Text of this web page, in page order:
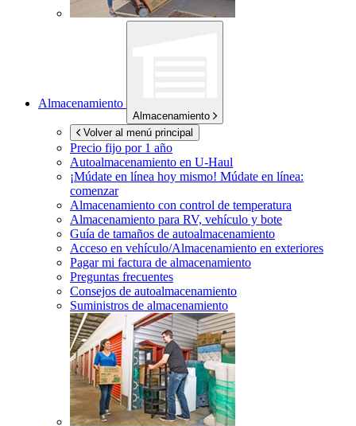
Almacenamiento
Almacenamiento
Volver al menú principal
Precio fijo por 1 año
Autoalmacenamiento en U-Haul
¡Múdate en línea hoy mismo! Múdate en línea:
comenzar
Almacenamiento con control de temperatura
Almacenamiento para RV, vehículo y bote
Guía de tamaños de autoalmacenamiento
Acceso en vehículo/Almacenamiento en exteriores
Pagar mi factura de almacenamiento
Preguntas frecuentes
Consejos de autoalmacenamiento
Suministros de almacenamiento